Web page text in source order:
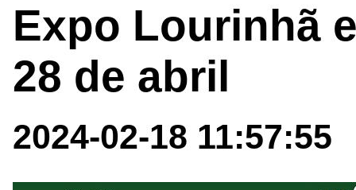
Expo Lourinhã
28 de abril
2024-02-18 11:57:55